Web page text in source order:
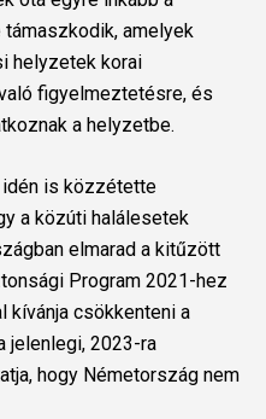
amelyek
helyzetek korai
figyelmeztetésre, és
a helyzetbe.
idén is közzétette
a közúti halálesetek
elmarad a kitűzött
Program 2021-hez
csökkenteni a
jelenlegi, 2023-ra
hogy Németország nem